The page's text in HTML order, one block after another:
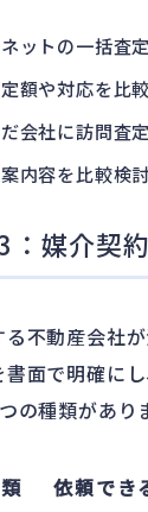
ットの一括査
額や対応を比
会社に訪問査
内容を比較検
：媒介契
不動産会社
面で明確に
の種類があり
依頼でき